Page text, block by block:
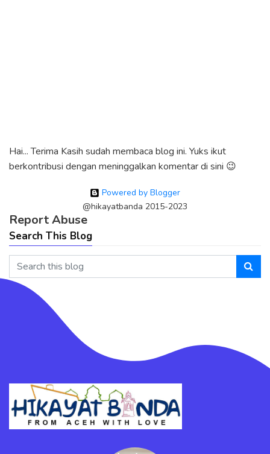
Hai... Terima Kasih sudah membaca blog ini. Yuks ikut
berkontribusi dengan meninggalkan komentar di sini 😉
Powered by Blogger
@hikayatbanda 2015-2023
Report Abuse
Search This Blog